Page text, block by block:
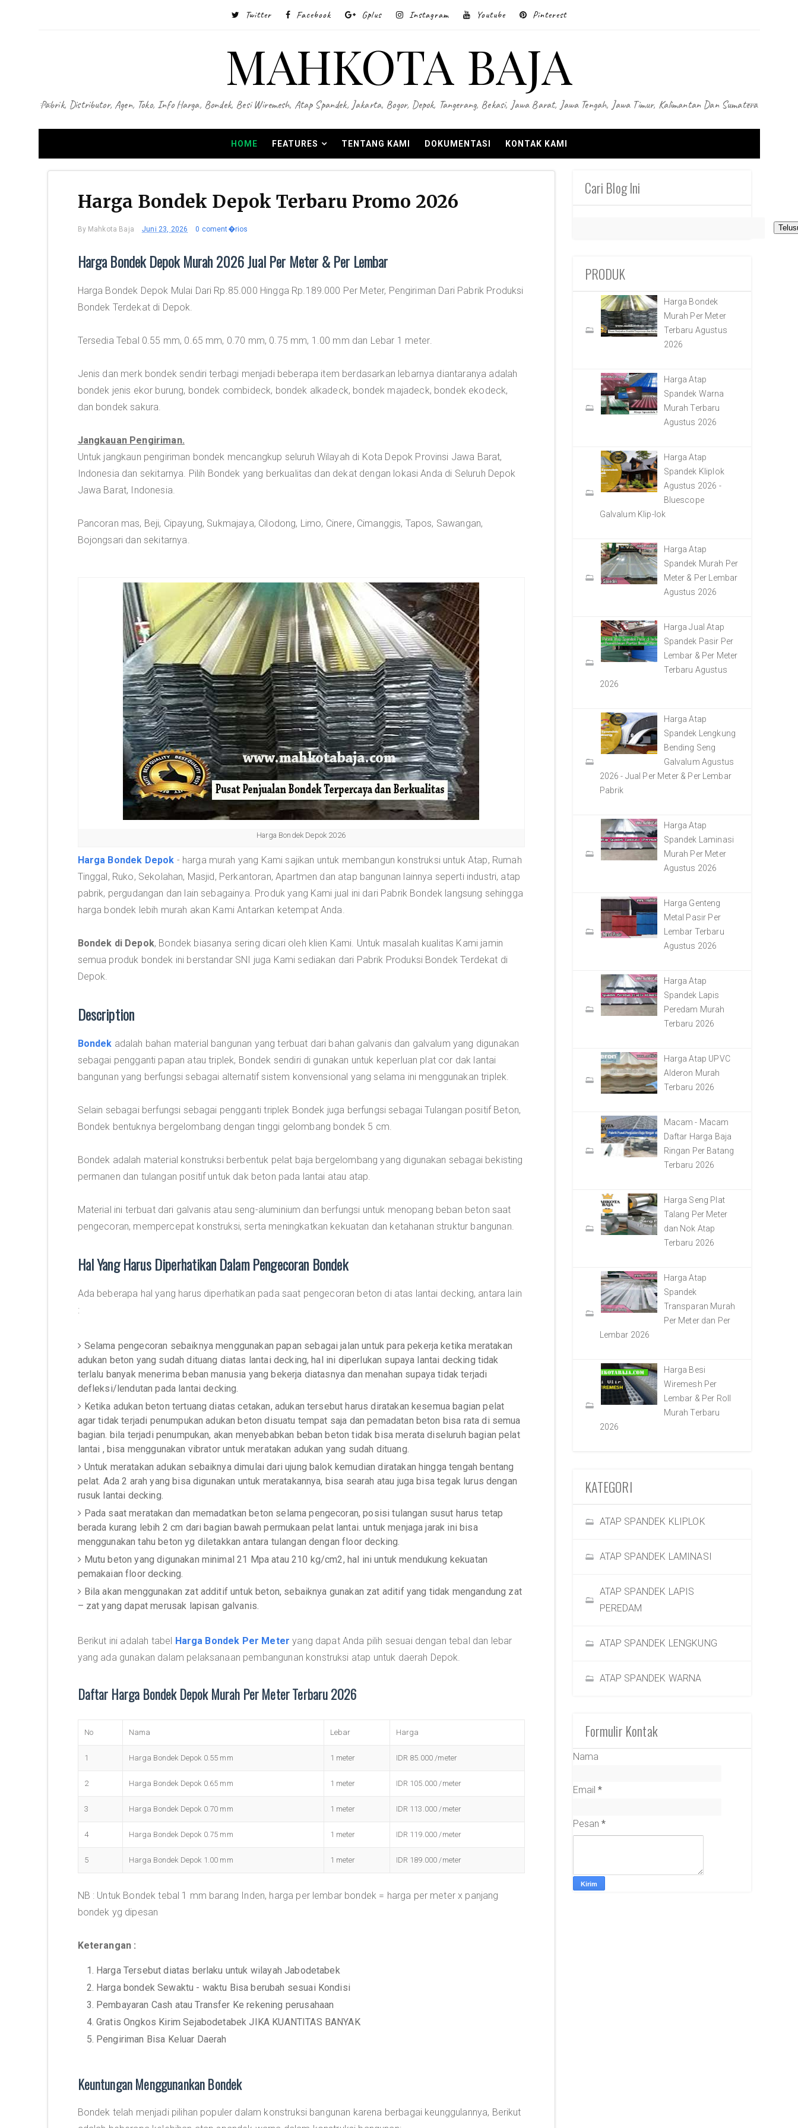
Twitter Facebook Gplus Instagram Youtube Pinterest
MAHKOTA BAJA
Pabrik, Distributor, Agen, Toko, Info Harga, Bondek, Besi Wiremesh, Atap Spandek, Jakarta, Bogor, Depok, Tangerang, Bekasi, Jawa Barat, Jawa Tengah, Jawa Timur, Kalimantan Dan Sumatera
HOME FEATURES TENTANG KAMI DOKUMENTASI KONTAK KAMI
Harga Bondek Depok Terbaru Promo 2026
By Mahkota Baja Juni 23, 2026 0 coment�rios
Harga Bondek Depok Murah 2026 Jual Per Meter & Per Lembar
Harga Bondek Depok Mulai Dari Rp.85.000 Hingga Rp.189.000 Per Meter, Pengiriman Dari Pabrik Produksi
Bondek Terdekat di Depok.
Tersedia Tebal 0.55 mm, 0.65 mm, 0.70 mm, 0.75 mm, 1.00 mm dan Lebar 1 meter.
Jenis dan merk bondek sendiri terbagi menjadi beberapa item berdasarkan lebarnya diantaranya adalah
bondek jenis ekor burung, bondek combideck, bondek alkadeck, bondek majadeck, bondek ekodeck,
dan bondek sakura.
Jangkauan Pengiriman.
Untuk jangkaun pengiriman bondek mencangkup seluruh Wilayah di Kota Depok Provinsi Jawa Barat,
Indonesia dan sekitarnya. Pilih Bondek yang berkualitas dan dekat dengan lokasi Anda di Seluruh Depok
Jawa Barat, Indonesia.
Pancoran mas, Beji, Cipayung, Sukmajaya, Cilodong, Limo, Cinere, Cimanggis, Tapos, Sawangan,
Bojongsari dan sekitarnya.
Harga Bondek Depok 2026
Harga Bondek Depok - harga murah yang Kami sajikan untuk membangun konstruksi untuk Atap, Rumah
Tinggal, Ruko, Sekolahan, Masjid, Perkantoran, Apartmen dan atap bangunan lainnya seperti industri, atap
pabrik, pergudangan dan lain sebagainya. Produk yang Kami jual ini dari Pabrik Bondek langsung sehingga
harga bondek lebih murah akan Kami Antarkan ketempat Anda.
Bondek di Depok, Bondek biasanya sering dicari oleh klien Kami. Untuk masalah kualitas Kami jamin
semua produk bondek ini berstandar SNI juga Kami sediakan dari Pabrik Produksi Bondek Terdekat di
Depok.
Description
Bondek adalah bahan material bangunan yang terbuat dari bahan galvanis dan galvalum yang digunakan
sebagai pengganti papan atau triplek, Bondek sendiri di gunakan untuk keperluan plat cor dak lantai
bangunan yang berfungsi sebagai alternatif sistem konvensional yang selama ini menggunakan triplek.
Selain sebagai berfungsi sebagai pengganti triplek Bondek juga berfungsi sebagai Tulangan positif Beton,
Bondek bentuknya bergelombang dengan tinggi gelombang bondek 5 cm.
Bondek adalah material konstruksi berbentuk pelat baja bergelombang yang digunakan sebagai bekisting
permanen dan tulangan positif untuk dak beton pada lantai atau atap.
Material ini terbuat dari galvanis atau seng-aluminium dan berfungsi untuk menopang beban beton saat
pengecoran, mempercepat konstruksi, serta meningkatkan kekuatan dan ketahanan struktur bangunan.
Hal Yang Harus Diperhatikan Dalam Pengecoran Bondek
Ada beberapa hal yang harus diperhatikan pada saat pengecoran beton di atas lantai decking, antara lain
:
Selama pengecoran sebaiknya menggunakan papan sebagai jalan untuk para pekerja ketika meratakan
adukan beton yang sudah dituang diatas lantai decking, hal ini diperlukan supaya lantai decking tidak
terlalu banyak menerima beban manusia yang bekerja diatasnya dan menahan supaya tidak terjadi
defleksi/lendutan pada lantai decking.
Ketika adukan beton tertuang diatas cetakan, adukan tersebut harus diratakan kesemua bagian pelat
agar tidak terjadi penumpukan adukan beton disuatu tempat saja dan pemadatan beton bisa rata di semua
bagian. bila terjadi penumpukan, akan menyebabkan beban beton tidak bisa merata diseluruh bagian pelat
lantai , bisa menggunakan vibrator untuk meratakan adukan yang sudah dituang.
Untuk meratakan adukan sebaiknya dimulai dari ujung balok kemudian diratakan hingga tengah bentang
pelat. Ada 2 arah yang bisa digunakan untuk meratakannya, bisa searah atau juga bisa tegak lurus dengan
rusuk lantai decking.
Pada saat meratakan dan memadatkan beton selama pengecoran, posisi tulangan susut harus tetap
berada kurang lebih 2 cm dari bagian bawah permukaan pelat lantai. untuk menjaga jarak ini bisa
menggunakan tahu beton yg diletakkan antara tulangan dengan floor decking.
Mutu beton yang digunakan minimal 21 Mpa atau 210 kg/cm2, hal ini untuk mendukung kekuatan
pemakaian floor decking.
Bila akan menggunakan zat additif untuk beton, sebaiknya gunakan zat aditif yang tidak mengandung zat
– zat yang dapat merusak lapisan galvanis.
Berikut ini adalah tabel Harga Bondek Per Meter yang dapat Anda pilih sesuai dengan tebal dan lebar
yang ada gunakan dalam pelaksanaan pembangunan konstruksi atap untuk daerah Depok.
Daftar Harga Bondek Depok Murah Per Meter Terbaru 2026
No Nama Lebar Harga
1 Harga Bondek Depok 0.55 mm 1 meter IDR 85.000 /meter
2 Harga Bondek Depok 0.65 mm 1 meter IDR 105.000 /meter
3 Harga Bondek Depok 0.70 mm 1 meter IDR 113.000 /meter
4 Harga Bondek Depok 0.75 mm 1 meter IDR 119.000 /meter
5 Harga Bondek Depok 1.00 mm 1 meter IDR 189.000 /meter
NB : Untuk Bondek tebal 1 mm barang Inden, harga per lembar bondek = harga per meter x panjang
bondek yg dipesan
Keterangan :
1. Harga Tersebut diatas berlaku untuk wilayah Jabodetabek
2. Harga bondek Sewaktu - waktu Bisa berubah sesuai Kondisi
3. Pembayaran Cash atau Transfer Ke rekening perusahaan
4. Gratis Ongkos Kirim Sejabodetabek JIKA KUANTITAS BANYAK
5. Pengiriman Bisa Keluar Daerah
Keuntungan Menggunankan Bondek
Bondek telah menjadi pilihan populer dalam konstruksi bangunan karena berbagai keunggulannya, Berikut
Cari Blog Ini
PRODUK
Harga Bondek
Murah Per Meter
Terbaru Agustus
2026
Harga Atap
Spandek Warna
Murah Terbaru
Agustus 2026
Harga Atap
Spandek Kliplok
Agustus 2026 -
Bluescope
Galvalum Klip-lok
Harga Atap
Spandek Murah Per
Meter & Per Lembar
Agustus 2026
Harga Jual Atap
Spandek Pasir Per
Lembar & Per Meter
Terbaru Agustus
2026
Harga Atap
Spandek Lengkung
Bending Seng
Galvalum Agustus
2026 - Jual Per Meter & Per Lembar
Pabrik
Harga Atap
Spandek Laminasi
Murah Per Meter
Agustus 2026
Harga Genteng
Metal Pasir Per
Lembar Terbaru
Agustus 2026
Harga Atap
Spandek Lapis
Peredam Murah
Terbaru 2026
Harga Atap UPVC
Alderon Murah
Terbaru 2026
Macam - Macam
Daftar Harga Baja
Ringan Per Batang
Terbaru 2026
Harga Seng Plat
Talang Per Meter
dan Nok Atap
Terbaru 2026
Harga Atap
Spandek
Transparan Murah
Per Meter dan Per
Lembar 2026
Harga Besi
Wiremesh Per
Lembar & Per Roll
Murah Terbaru
2026
KATEGORI
ATAP SPANDEK KLIPLOK
ATAP SPANDEK LAMINASI
ATAP SPANDEK LAPIS
PEREDAM
ATAP SPANDEK LENGKUNG
ATAP SPANDEK WARNA
Formulir Kontak
Nama
Email*
Pesan*